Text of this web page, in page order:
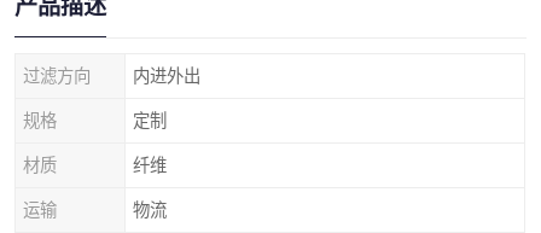
产品描述
过滤方向 内进外出
规格 定制
材质 纤维
运输 物流